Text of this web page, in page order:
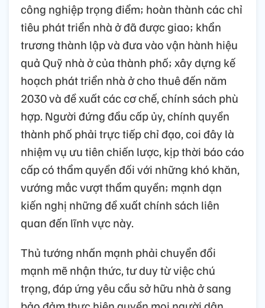
công nghiệp trọng điểm; hoàn thành các chỉ
tiêu phát triển nhà ở đã được giao; khẩn
trương thành lập và đưa vào vận hành hiệu
quả Quỹ nhà ở của thành phố; xây dựng kế
hoạch phát triển nhà ở cho thuê đến năm
2030 và đề xuất các cơ chế, chính sách phù
hợp. Người đứng đầu cấp ủy, chính quyền
thành phố phải trực tiếp chỉ đạo, coi đây là
nhiệm vụ ưu tiên chiến lược, kịp thời báo cáo
cấp có thẩm quyền đối với những khó khăn,
vướng mắc vượt thẩm quyền; mạnh dạn
kiến nghị những đề xuất chính sách liên
quan đến lĩnh vực này.
Thủ tướng nhấn mạnh phải chuyển đổi
mạnh mẽ nhận thức, tư duy từ việc chú
trọng, đáp ứng yêu cầu sở hữu nhà ở sang